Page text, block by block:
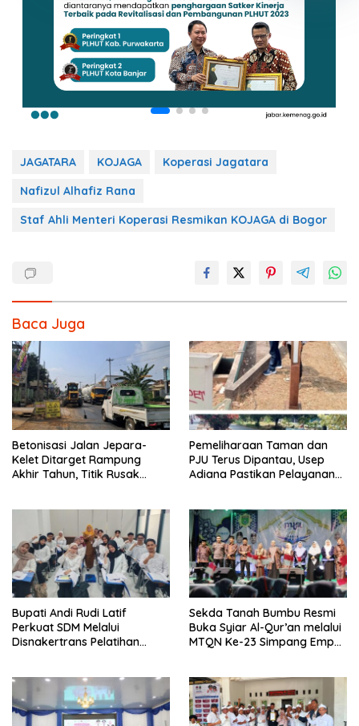
JAGATARA KOJAGA
Koperasi Jagatara
Nafizul Alhafiz Rana
Staf Ahli Menteri Koperasi Resmikan KOJAGA di Bogor
Baca Juga
Betonisasi Jalan Jepara-
Kelet Ditarget Rampung
Akhir Tahun, Titik Rusak
Pemeliharaan Taman dan
PJU Terus Dipantau, Usep
Adiana Pastikan Pelayanan
Bupati Andi Rudi Latif
Perkuat SDM Melalui
Disnakertrans Pelatihan
Sekda Tanah Bumbu Resmi
Buka Syiar Al-Qur’an melalui
MTQN Ke-23 Simpang Empat